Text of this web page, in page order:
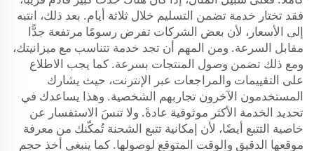
فقد تختار خدمة تضمن التسليم خلال ثلاثة أيام. بعد ذلك، انتبه
إلى الأسعار، لأن بعض الشركات تفرض رسومًا مرتفعة جدًّا
مقابل السرعة. ومن المهم أن تجد خدمة تتناسب مع ميزانيتك،
ومع ذلك تضمن وصول المنتجات بسرعة. كما يجب الاطلاع
على التقييمات والمراجعات عبر الإنترنت، حيث يشارك
المستخدمون الآخرون تجاربهم الشخصية. وهذا يساعدك في
تحديد الخدمة الأكثر موثوقية عادةً. ولا تنسَ الاستفسار عن
خاصية التتبع أيضًا، لأن إمكانية تتبع الشحنة تُمكّنك من معرفة
موقعها الدقيق والوقت المتوقع لوصولها. كما ينبغي أخذ حجم